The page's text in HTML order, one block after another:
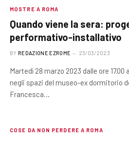
MOSTRE A ROMA
Quando viene la sera:
performativo-installativo
BY REDAZIONE EZROME 23/03/2023
Martedì 28 marzo 2023 dalle ore 17.00
negli spazi del museo-ex dormitorio
Francesca…
COSE DA NON PERDERE A ROMA